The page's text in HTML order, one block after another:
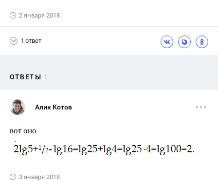
2 января 2018
1 ответ
ОТВЕТЫ 1
Алик Котов
вот оно
3 января 2018